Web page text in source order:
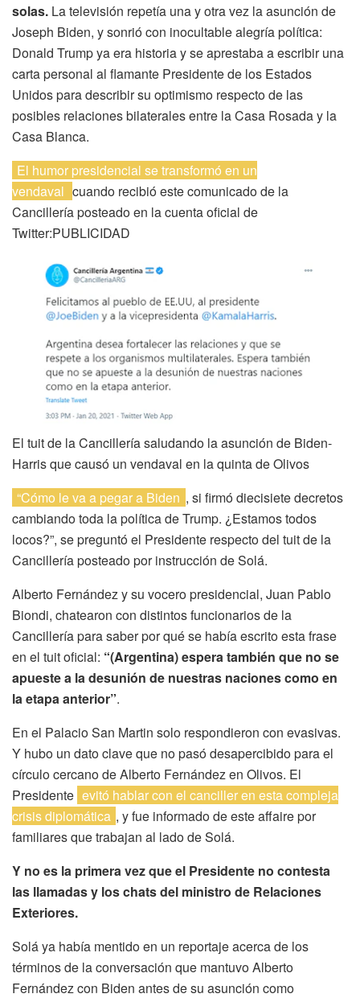
solas. La televisión repetía una y otra vez la asunción de
Joseph Biden, y sonrió con inocultable alegría política:
Donald Trump ya era historia y se aprestaba a escribir una
carta personal al flamante Presidente de los Estados
Unidos para describir su optimismo respecto de las
posibles relaciones bilaterales entre la Casa Rosada y la
Casa Blanca.
El humor presidencial se transformó en un
vendaval cuando recibió este comunicado de la
Cancillería posteado en la cuenta oficial de
Twitter:PUBLICIDAD
El tuit de la Cancillería saludando la asunción de Biden-
Harris que causó un vendaval en la quinta de Olivos
“Cómo le va a pegar a Biden , si firmó diecisiete decretos
cambiando toda la política de Trump. ¿Estamos todos
locos?”, se preguntó el Presidente respecto del tuit de la
Cancillería posteado por instrucción de Solá.
Alberto Fernández y su vocero presidencial, Juan Pablo
Biondi, chatearon con distintos funcionarios de la
Cancillería para saber por qué se había escrito esta frase
en el tuit oficial: “(Argentina) espera también que no se
apueste a la desunión de nuestras naciones como en
la etapa anterior”.
En el Palacio San Martin solo respondieron con evasivas.
Y hubo un dato clave que no pasó desapercibido para el
círculo cercano de Alberto Fernández en Olivos. El
Presidente evitó hablar con el canciller en esta compleja
crisis diplomática , y fue informado de este affaire por
familiares que trabajan al lado de Solá.
Y no es la primera vez que el Presidente no contesta
las llamadas y los chats del ministro de Relaciones
Exteriores.
Solá ya había mentido en un reportaje acerca de los
términos de la conversación que mantuvo Alberto
Fernández con Biden antes de su asunción como